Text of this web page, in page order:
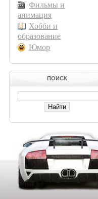
Фильмы и
анимация
Хобби и
образование
Юмор
ПОИСК